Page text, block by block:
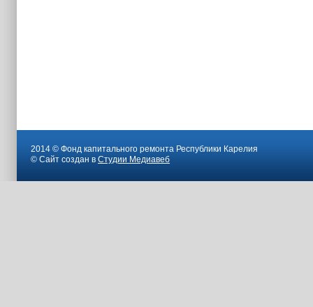
2014 © Фонд капитального ремонта Республики Карелия
© Сайт создан в Студии Медиавеб